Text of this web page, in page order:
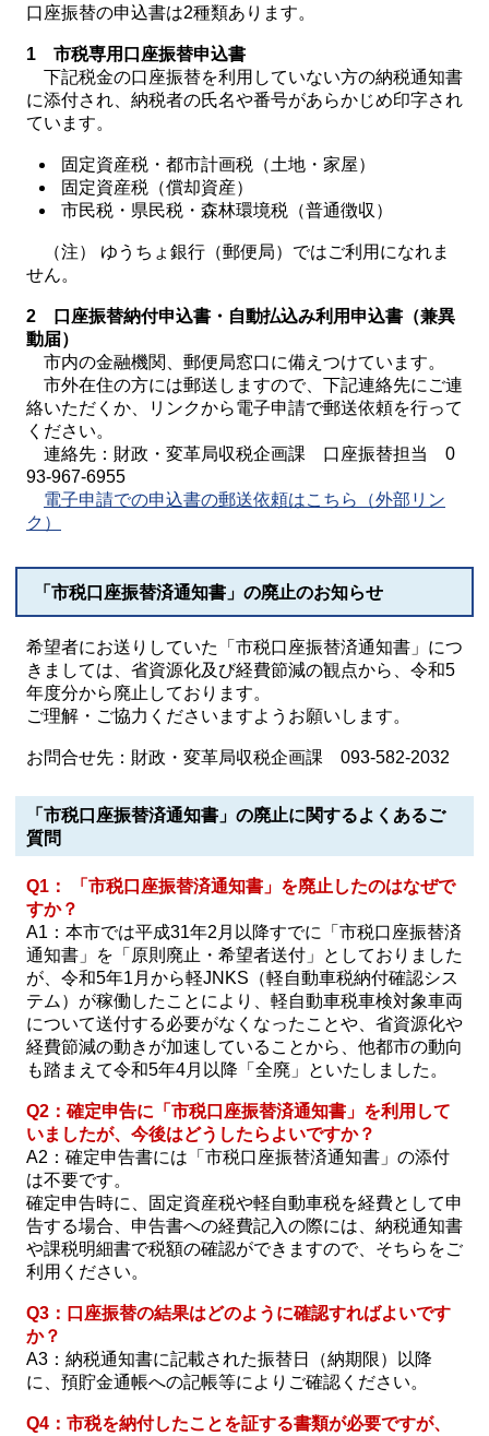
口座振替の申込書は2種類あります。
1 市税専用口座振替申込書
下記税金の口座振替を利用していない方の納税通知書
に添付され、納税者の氏名や番号があらかじめ印字され
ています。
固定資産税・都市計画税（土地・家屋）
固定資産税（償却資産）
市民税・県民税・森林環境税（普通徴収）
（注） ゆうちょ銀行（郵便局）ではご利用になれま
せん。
2 口座振替納付申込書・自動払込み利用申込書（兼異
動届）
市内の金融機関、郵便局窓口に備えつけています。
市外在住の方には郵送しますので、下記連絡先にご連
絡いただくか、リンクから電子申請で郵送依頼を行って
ください。
連絡先：財政・変革局収税企画課 口座振替担当 0
93-967-6955
電子申請での申込書の郵送依頼はこちら（外部リン
ク）
「市税口座振替済通知書」の廃止のお知らせ
希望者にお送りしていた「市税口座振替済通知書」につ
きましては、省資源化及び経費節減の観点から、令和5
年度分から廃止しております。
ご理解・ご協力くださいますようお願いします。
お問合せ先：財政・変革局収税企画課 093-582-2032
「市税口座振替済通知書」の廃止に関するよくあるご
質問
Q1： 「市税口座振替済通知書」を廃止したのはなぜで
すか？
A1：本市では平成31年2月以降すでに「市税口座振替済
通知書」を「原則廃止・希望者送付」としておりました
が、令和5年1月から軽JNKS（軽自動車税納付確認シス
テム）が稼働したことにより、軽自動車税車検対象車両
について送付する必要がなくなったことや、省資源化や
経費節減の動きが加速していることから、他都市の動向
も踏まえて令和5年4月以降「全廃」といたしました。
Q2：確定申告に「市税口座振替済通知書」を利用して
いましたが、今後はどうしたらよいですか？
A2：確定申告書には「市税口座振替済通知書」の添付
は不要です。
確定申告時に、固定資産税や軽自動車税を経費として申
告する場合、申告書への経費記入の際には、納税通知書
や課税明細書で税額の確認ができますので、そちらをご
利用ください。
Q3：口座振替の結果はどのように確認すればよいです
か？
A3：納税通知書に記載された振替日（納期限）以降
に、預貯金通帳への記帳等によりご確認ください。
Q4：市税を納付したことを証する書類が必要ですが、